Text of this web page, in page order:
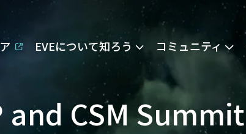
EVEについて知ろう コミュニティ
and CSM Summit